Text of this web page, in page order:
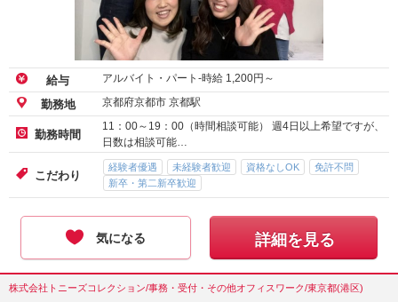
給与 アルバイト・パート-時給 1,200円～
勤務地 京都府京都市 京都駅
勤務時間
11：00～19：00（時間相談可能） 週4日以上希望ですが、
日数は相談可能…
こだわり
経験者優遇 未経験者歓迎 資格なしOK
免許不問
新卒・第二新卒歓迎
気になる 詳細を見る
株式会社トニーズコレクション/事務・受付・その他オフィスワーク/東京都(港区)